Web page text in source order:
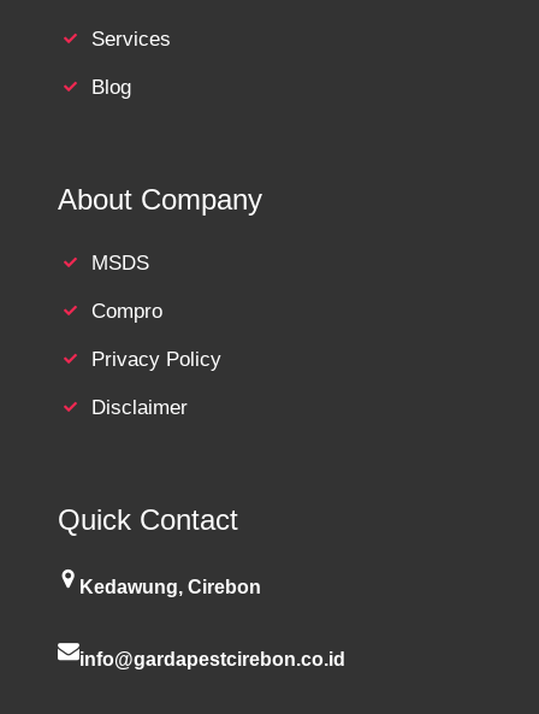
Services
Blog
About Company
MSDS
Compro
Privacy Policy
Disclaimer
Quick Contact
Kedawung, Cirebon
info@gardapestcirebon.co.id